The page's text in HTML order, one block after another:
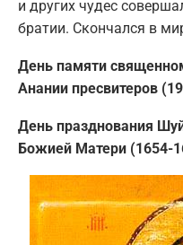
и других чудес
братии. Скончался в
День памяти
Анании пресвитеров
День празднования
Божией Матери (1654-